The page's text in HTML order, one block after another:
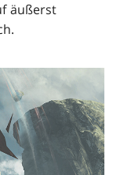
äußerst